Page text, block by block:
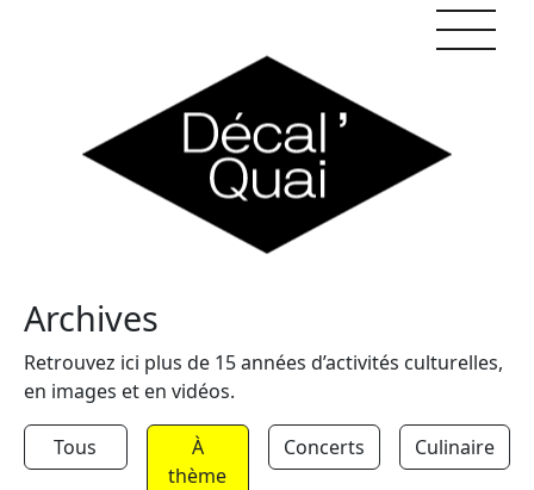
Archives
Retrouvez ici plus de 15 années d’activités culturelles,
en images et en vidéos.
Tous
À
thème
Concerts Culinaire